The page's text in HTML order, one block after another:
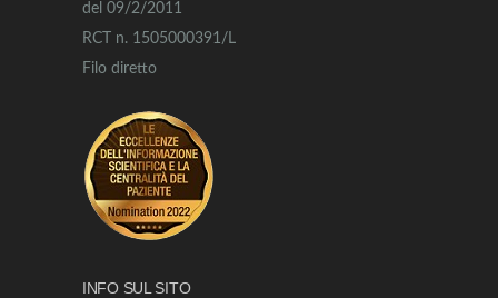
del 09/2/2011
RCT n. 1505000391/L
Filo diretto
INFO SUL SITO